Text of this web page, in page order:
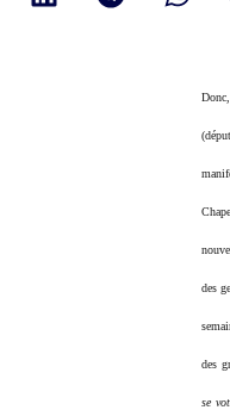
des
des
se